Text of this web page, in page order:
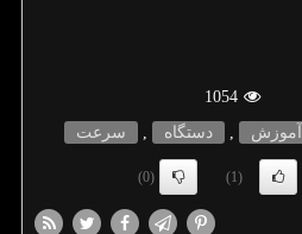
1054
آموزش , دستگاه , سرعت
(1)
(0)